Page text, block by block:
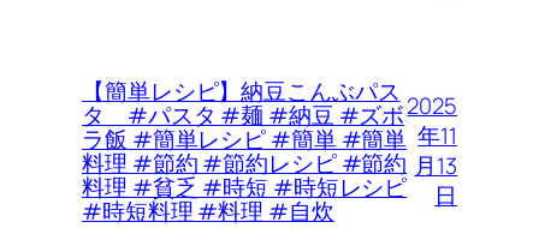
【簡単レシピ】納豆こんぶパス
タ #パスタ #麺 #納豆 #ズボ
ラ飯 #簡単レシピ #簡単 #簡単
料理 #節約 #節約レシピ #節約
料理 #貧乏 #時短 #時短レシピ
#時短料理 #料理 #自炊
2025
年11
月13
日